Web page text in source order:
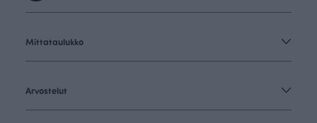
Mittataulukko
Arvostelut